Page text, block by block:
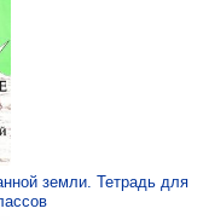
земли. Тетрадь для